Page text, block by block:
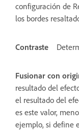
configuración de
los bordes
Contraste
Fusionar con
resultado del
el resultado del
es este valor,
ejemplo, si define